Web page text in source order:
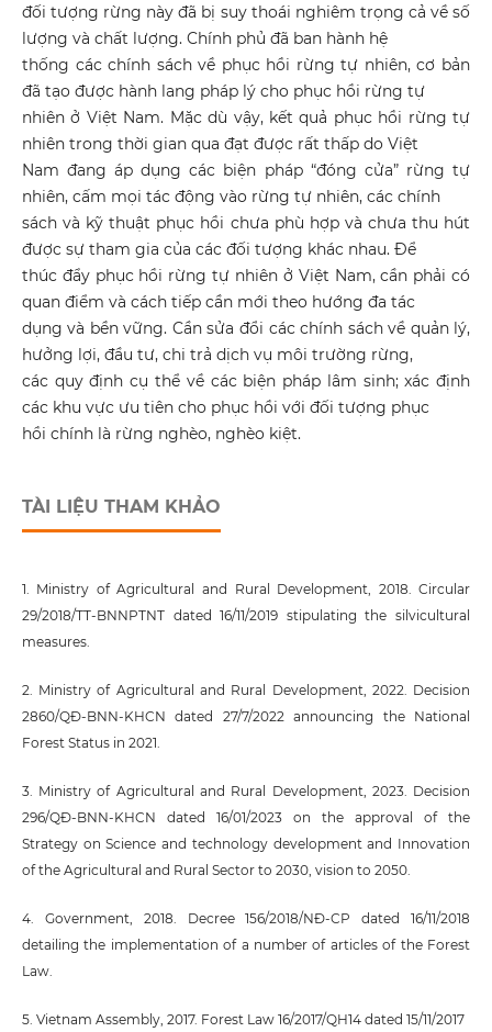
đối tượng rừng này đã bị suy thoái nghiêm trọng cả về số
lượng và chất lượng. Chính phủ đã ban hành hệ
thống các chính sách về phục hồi rừng tự nhiên, cơ bản
đã tạo được hành lang pháp lý cho phục hồi rừng tự
nhiên ở Việt Nam. Mặc dù vậy, kết quả phục hồi rừng tự
nhiên trong thời gian qua đạt được rất thấp do Việt
Nam đang áp dụng các biện pháp “đóng cửa” rừng tự
nhiên, cấm mọi tác động vào rừng tự nhiên, các chính
sách và kỹ thuật phục hồi chưa phù hợp và chưa thu hút
được sự tham gia của các đối tượng khác nhau. Để
thúc đẩy phục hồi rừng tự nhiên ở Việt Nam, cần phải có
quan điểm và cách tiếp cần mới theo hướng đa tác
dụng và bền vững. Cần sửa đổi các chính sách về quản lý,
hưởng lợi, đầu tư, chi trả dịch vụ môi trường rừng,
các quy định cụ thể về các biện pháp lâm sinh; xác định
các khu vực ưu tiên cho phục hồi với đối tượng phục
hồi chính là rừng nghèo, nghèo kiệt.
TÀI LIỆU THAM KHẢO
1. Ministry of Agricultural and Rural Development, 2018. Circular
29/2018/TT-BNNPTNT dated 16/11/2019 stipulating the silvicultural
measures.
2. Ministry of Agricultural and Rural Development, 2022. Decision
2860/QĐ-BNN-KHCN dated 27/7/2022 announcing the National
Forest Status in 2021.
3. Ministry of Agricultural and Rural Development, 2023. Decision
296/QĐ-BNN-KHCN dated 16/01/2023 on the approval of the
Strategy on Science and technology development and Innovation
of the Agricultural and Rural Sector to 2030, vision to 2050.
4. Government, 2018. Decree 156/2018/NĐ-CP dated 16/11/2018
detailing the implementation of a number of articles of the Forest
Law.
5. Vietnam Assembly, 2017. Forest Law 16/2017/QH14 dated 15/11/2017